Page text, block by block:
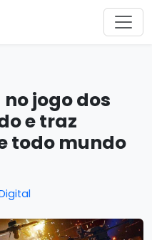
jogo dos
e traz
todo mundo